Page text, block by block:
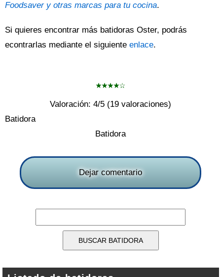
Foodsaver y otras marcas para tu cocina.
Si quieres encontrar más batidoras Oster, podrás
econtrarlas mediante el siguiente enlace.
Valoración: 4/5 (19 valoraciones)
Batidora
Batidora
Dejar comentario